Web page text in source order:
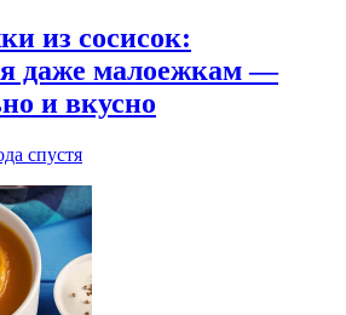
из сосисок:
даже малоежкам —
и вкусно
спустя